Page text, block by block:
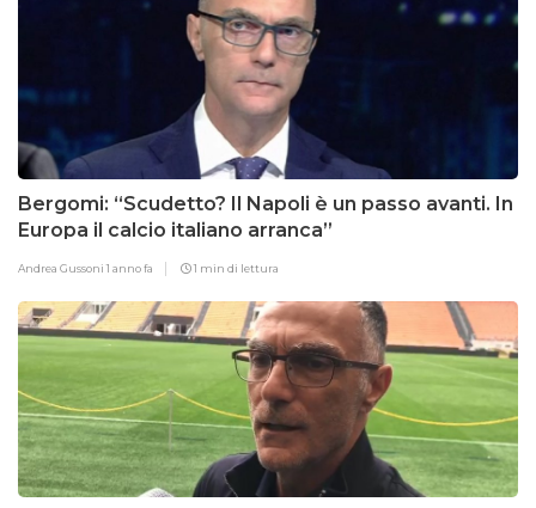
Bergomi: “Scudetto? Il Napoli è un passo avanti. In
Europa il calcio italiano arranca”
Andrea Gussoni1 anno fa 1 min di lettura